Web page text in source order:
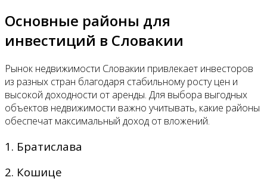
Основные районы для
инвестиций в Словакии
Рынок недвижимости Словакии привлекает инвесторов
из разных стран благодаря стабильному росту цен и
высокой доходности от аренды. Для выбора выгодных
объектов недвижимости важно учитывать, какие районы
обеспечат максимальный доход от вложений.
1. Братислава
2. Кошице